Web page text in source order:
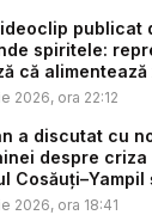
publicat
spiritele:
că
2026, ora 22:12
a discutat cu
despre criza
2026, ora 18:41